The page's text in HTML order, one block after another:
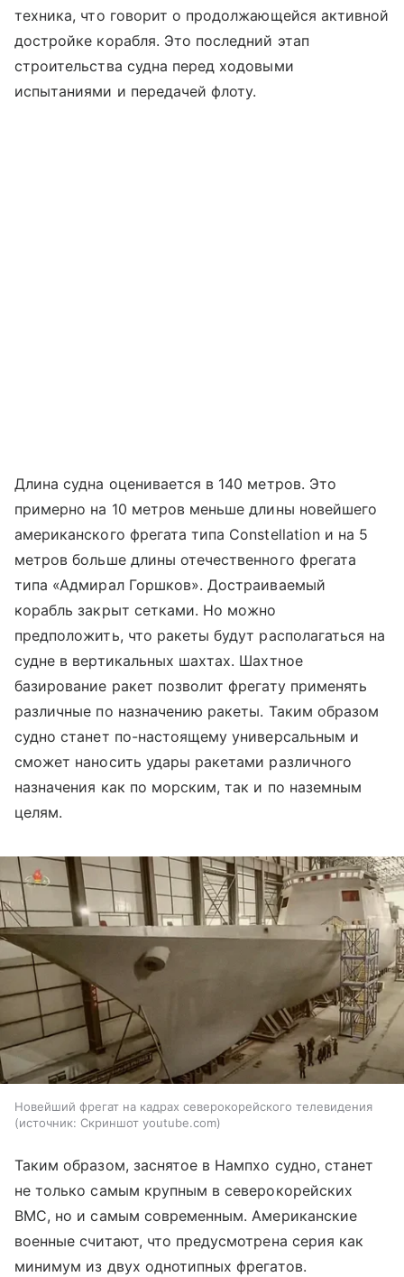
техника, что говорит о продолжающейся активной
достройке корабля. Это последний этап
строительства судна перед ходовыми
испытаниями и передачей флоту.
Длина судна оценивается в 140 метров. Это
примерно на 10 метров меньше длины новейшего
американского фрегата типа Constellation и на 5
метров больше длины отечественного фрегата
типа «Адмирал Горшков». Достраиваемый
корабль закрыт сетками. Но можно
предположить, что ракеты будут располагаться на
судне в вертикальных шахтах. Шахтное
базирование ракет позволит фрегату применять
различные по назначению ракеты. Таким образом
судно станет по-настоящему универсальным и
сможет наносить удары ракетами различного
назначения как по морским, так и по наземным
целям.
Новейший фрегат на кадрах северокорейского телевидения
источник: Скриншот youtube.com
Таким образом, заснятое в Нампхо судно, станет
не только самым крупным в северокорейских
ВМС, но и самым современным. Американские
военные считают, что предусмотрена серия как
минимум из двух однотипных фрегатов.